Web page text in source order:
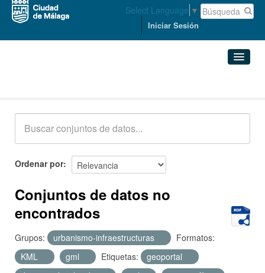
Select Language ▼
Iniciar Sesión
Acerca de
Ordenar por
Conjuntos de datos no
encontrados
Grupos: urbanismo-infraestructuras
Formatos:
KML
gml Etiquetas:
geoportal